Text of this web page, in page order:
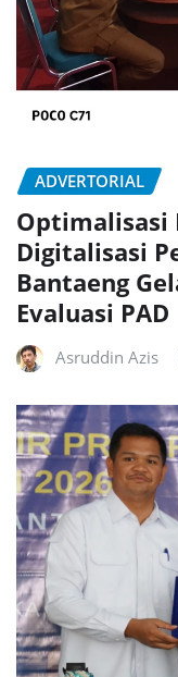
ADVERTORIAL
Optimalisasi
Digitalisasi
Bantaeng
Evaluasi PAD
Asruddin Azis